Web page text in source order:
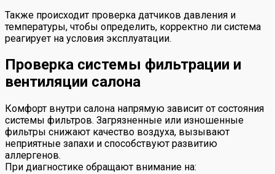
Также происходит проверка датчиков давления и
температуры, чтобы определить, корректно ли система
реагирует на условия эксплуатации.
Проверка системы фильтрации и
вентиляции салона
Комфорт внутри салона напрямую зависит от состояния
системы фильтров. Загрязненные или изношенные
фильтры снижают качество воздуха, вызывают
неприятные запахи и способствуют развитию
аллергенов.
При диагностике обращают внимание на: